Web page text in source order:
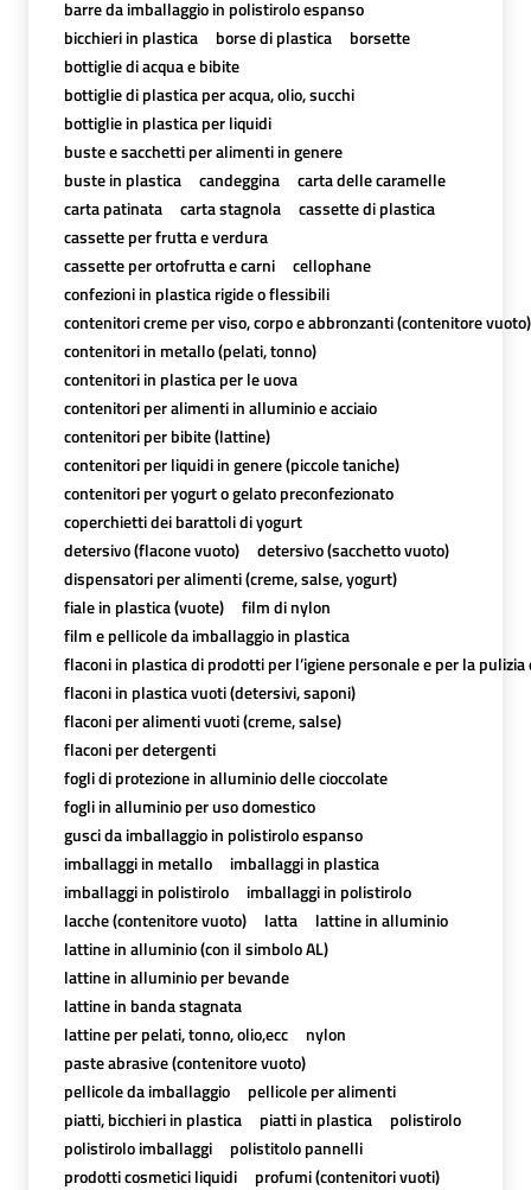
barre da imballaggio in polistirolo espanso
bicchieri in plastica
borse di plastica
borsette
bottiglie di acqua e bibite
bottiglie di plastica per acqua, olio, succhi
bottiglie in plastica per liquidi
buste e sacchetti per alimenti in genere
buste in plastica
candeggina
carta delle caramelle
carta patinata
carta stagnola
cassette di plastica
cassette per frutta e verdura
cassette per ortofrutta e carni
cellophane
confezioni in plastica rigide o flessibili
contenitori creme per viso, corpo e abbronzanti (contenitore vuoto)
contenitori in metallo (pelati, tonno)
contenitori in plastica per le uova
contenitori per alimenti in alluminio e acciaio
contenitori per bibite (lattine)
contenitori per liquidi in genere (piccole taniche)
contenitori per yogurt o gelato preconfezionato
coperchietti dei barattoli di yogurt
detersivo (flacone vuoto)
detersivo (sacchetto vuoto)
dispensatori per alimenti (creme, salse, yogurt)
fiale in plastica (vuote)
film di nylon
film e pellicole da imballaggio in plastica
flaconi in plastica di prodotti per l’igiene personale e per la pulizia
flaconi in plastica vuoti (detersivi, saponi)
flaconi per alimenti vuoti (creme, salse)
flaconi per detergenti
fogli di protezione in alluminio delle cioccolate
fogli in alluminio per uso domestico
gusci da imballaggio in polistirolo espanso
imballaggi in metallo
imballaggi in plastica
imballaggi in polistirolo
imballaggi in polistirolo
lacche (contenitore vuoto)
latta
lattine in alluminio
lattine in alluminio (con il simbolo AL)
lattine in alluminio per bevande
lattine in banda stagnata
lattine per pelati, tonno, olio,ecc
nylon
paste abrasive (contenitore vuoto)
pellicole da imballaggio
pellicole per alimenti
piatti, bicchieri in plastica
piatti in plastica
polistirolo
polistirolo imballaggi
polistitolo pannelli
prodotti cosmetici liquidi
profumi (contenitori vuoti)